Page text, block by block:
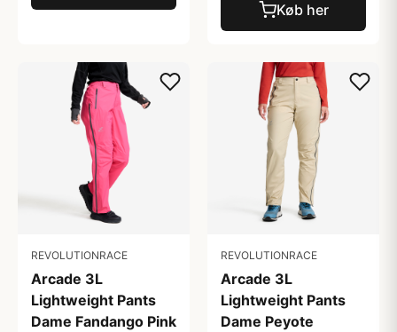
Køb her
REVOLUTIONRACE
Arcade 3L
Lightweight Pants
Dame Fandango Pink
REVOLUTIONRACE
Arcade 3L
Lightweight Pants
Dame Peyote